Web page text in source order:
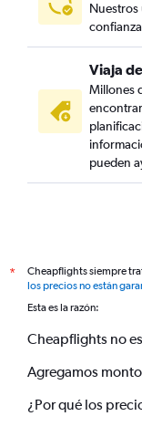
Nuestros
Viaja
Millones
pueden
*
Cheapflights siempre
los precios no están
Esta es la razón:
Cheapflights no
Agregamos
¿Por qué los